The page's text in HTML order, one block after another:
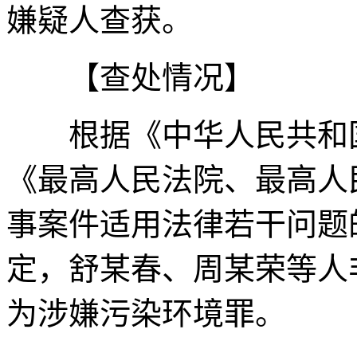
嫌疑人查获。
【查处情况】
根据《中华人民共和
《最高人民法院、最高
事案件适用法律若干问
定，舒某春、周某荣等
为涉嫌污染环境罪。